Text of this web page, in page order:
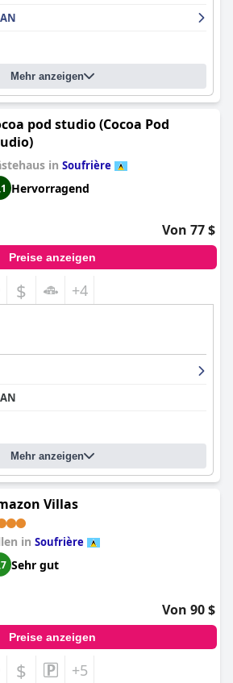
Mehr anzeigen
pod studio (Cocoa Pod
in Soufrière
Hervorragend
Von 77 $
Preise anzeigen
$ +4
Mehr anzeigen
Villas
in Soufrière
Sehr gut
Von 90 $
Preise anzeigen
$ +5